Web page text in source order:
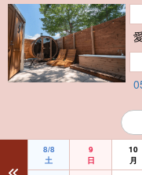
8/8
土
9
日
10
月